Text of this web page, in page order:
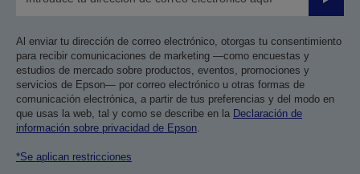
Enviar
Al enviar tu dirección de correo electrónico, otorgas tu consentimiento
para recibir comunicaciones de marketing —como encuestas y
estudios de mercado sobre productos, eventos, promociones y
servicios de Epson— por correo electrónico u otras formas de
comunicación electrónica, a partir de tus preferencias y del modo en
que usas la web, tal y como se describe en la Declaración de
información sobre privacidad de Epson.
*Se aplican restricciones